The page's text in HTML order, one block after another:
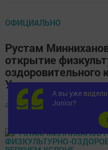
ОФИЦИАЛЬНО
Рустам
открытие
оздоровительного
Услоне
автор, 4 августа 2015 - 12:26
А вы уже
Junior?